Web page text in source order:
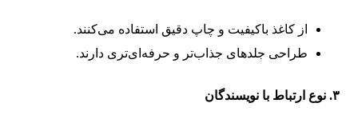
از کاغذ باکیفیت و چاپ دقیق استفاده می‌کنند.
طراحی جلد‌های جذاب‌تر و حرفه‌ای‌تری دارند.
۳. نوع ارتباط با نویسندگان